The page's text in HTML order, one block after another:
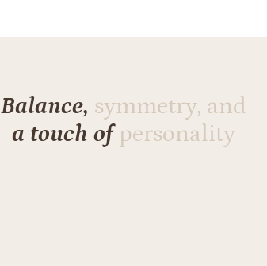
Balance, symmetry, and
a touch ofpersonality